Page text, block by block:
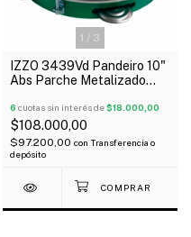
1 / 3
IZZO 3439Vd Pandeiro 10"
Abs Parche Metalizado
6 cuotas sin interés de$18.000,00
$108.000,00
$97.200,00 con Transferencia o
depósito